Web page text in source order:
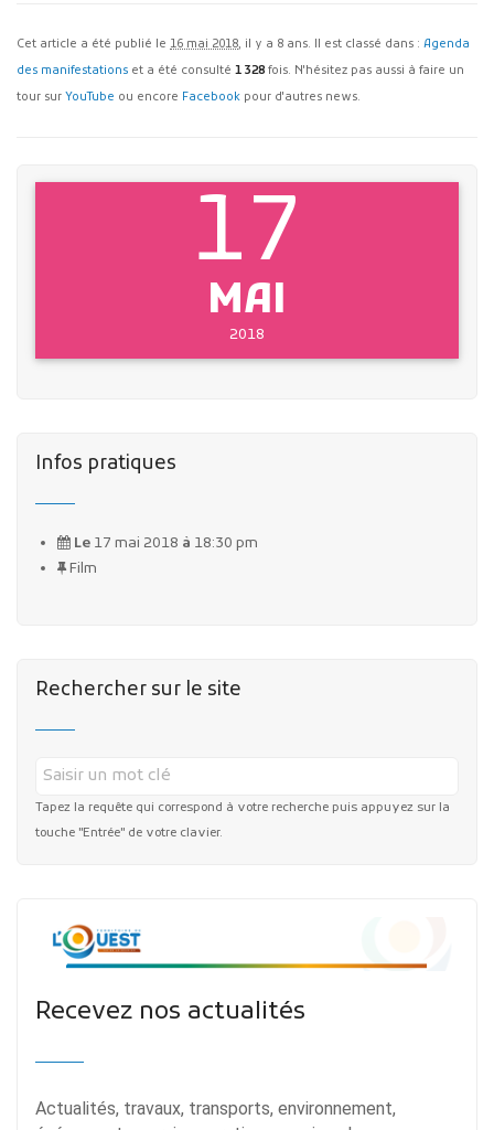
Cet article a été publié le 16 mai 2018, il y a 8 ans. Il est classé dans : Agenda
des manifestations et a été consulté 1 328 fois. N'hésitez pas aussi à faire un
tour sur YouTube ou encore Facebook pour d'autres news.
17
MAI
2018
Infos pratiques
Le17 mai 2018 à 18:30 pm
Film
Rechercher sur le site
Tapez la requête qui correspond à votre recherche puis appuyez sur la
touche "Entrée" de votre clavier.
Recevez nos actualités
Actualités, travaux, transports, environnement,